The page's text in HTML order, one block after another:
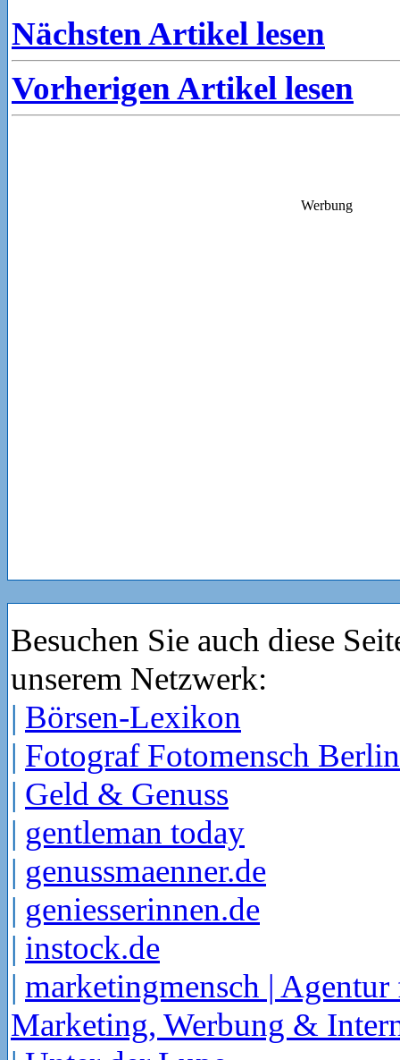
Nächsten Artikel lesen
Vorherigen Artikel lesen
Werbung
Besuchen Sie auch diese
unserem Netzwerk:
| Börsen-Lexikon
| Fotograf Fotomensch Berlin
| Geld & Genuss
| gentleman today
| genussmaenner.de
| geniesserinnen.de
| instock.de
| marketingmensch | Agentur
Marketing, Werbung &